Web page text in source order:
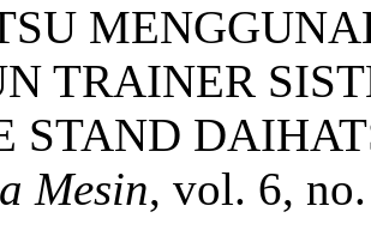
TRAINER
STAND
Mesin, vol. 6,